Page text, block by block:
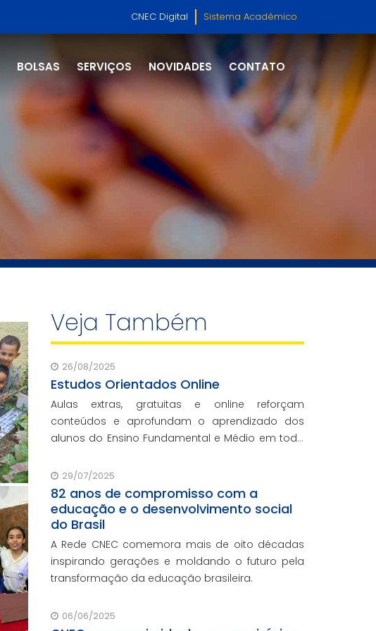
CNEC Digital Sistema Acadêmico
BOLSAS SERVIÇOS NOVIDADES CONTATO
Veja Também
26/08/2025
Estudos Orientados Online
Aulas extras, gratuitas e online reforçam
conteúdos e aprofundam o aprendizado dos
alunos do Ensino Fundamental e Médio em toda
29/07/2025
82 anos de compromisso com a
educação e o desenvolvimento social
do Brasil
A Rede CNEC comemora mais de oito décadas
inspirando gerações e moldando o futuro pela
transformação da educação brasileira.
06/06/2025